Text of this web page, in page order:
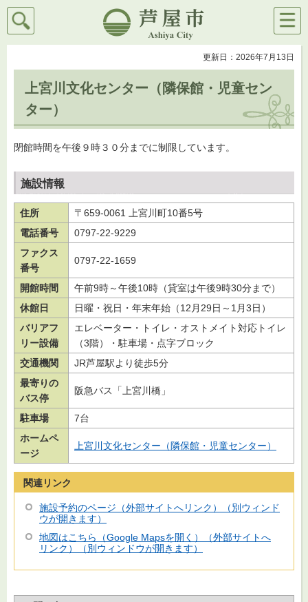
芦屋市
検索
メニ
ュー
更新日：2026年7月13日
上宮川文化センター（隣保館・児童セン
ター）
閉館時間を午後９時３０分までに制限しています。
施設情報
住所
〒659-0061 上宮川町10番5号
電話番号
0797-22-9229
ファクス
番号
0797-22-1659
開館時間
午前9時～午後10時（貸室は午後9時30分まで）
休館日
日曜・祝日・年末年始（12月29日～1月3日）
バリアフ
リー設備
エレベーター・トイレ・オストメイト対応トイレ
（3階）・駐車場・点字ブロック
交通機関
JR芦屋駅より徒歩5分
最寄りの
バス停
阪急バス「上宮川橋」
駐車場
7台
ホームペ
ージ
上宮川文化センター（隣保館・児童センター）
関連リンク
施設予約のページ（外部サイトへリンク）（別ウィンド
ウが開きます）
地図はこちら（Google Mapsを開く）（外部サイトへ
リンク）（別ウィンドウが開きます）